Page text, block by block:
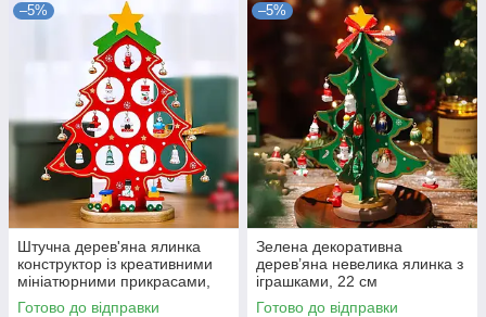
–5%
Штучна дерев'яна ялинка
конструктор із креативними
мініатюрними прикрасами,
27 см червона
Готово до відправки
–5%
Зелена декоративна
дерев’яна невелика ялинка з
іграшками, 22 см
Готово до відправки